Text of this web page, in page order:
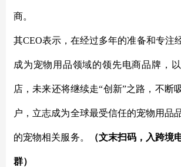
商。
其CEO表示，在经过多年的准备和专注
成为宠物用品领域的领先电商品牌，
店，未来还将继续走“创新”之路，不断
户，立志成为全球最受信任的宠物用品
的宠物相关服务。 （文末扫码，入跨境
群）